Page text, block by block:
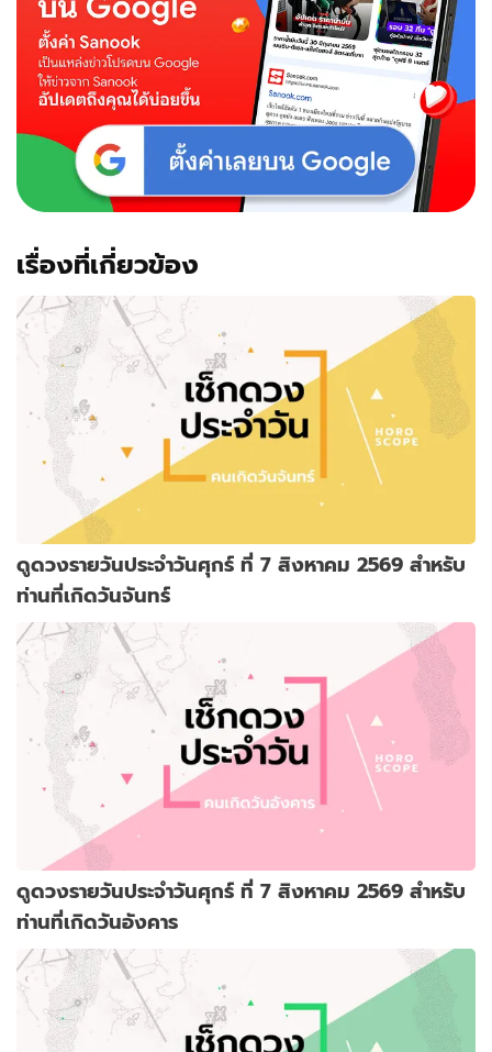
เรื่องที่เกี่ยวข้อง
ดูดวงรายวันประจำวันศุกร์ ที่ 7 สิงหาคม 2569 สำหรับ
ท่านที่เกิดวันจันทร์
ดูดวงรายวันประจำวันศุกร์ ที่ 7 สิงหาคม 2569 สำหรับ
ท่านที่เกิดวันอังคาร